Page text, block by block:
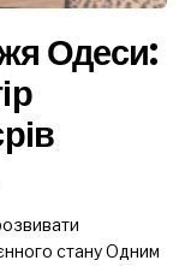
Одеси:
стану Одним